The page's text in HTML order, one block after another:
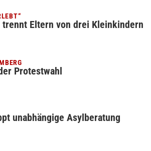
trennt Eltern von drei Kleinkindern
Protestwahl
unabhängige Asylberatung